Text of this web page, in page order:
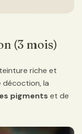
(3 mois)
riche et
décoction, la
pigments et de